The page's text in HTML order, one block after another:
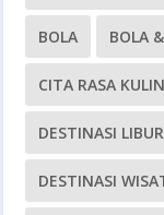
BOLA BOLA
CITA RASA
DESTINASI
DESTINASI